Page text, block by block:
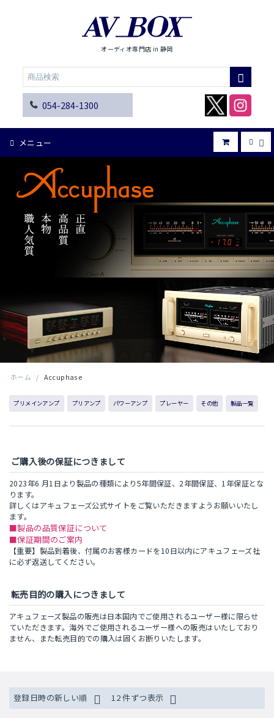
オーディオ専門店 in 静岡
054-284-1300
メニュー
ホーム / Accuphase
プリメインアンプ プリアンプ パワーアンプ プレーヤー その他 製品一覧
ご購入後の保証につきまして
2023年6 月1日より製品の種類により5年間保証、2年間保証、1年保証とな
ります。
詳しくはアキュフェーズ公式サイトをご覧いただきますようお願いいたし
ます。
■製品の品質保証について
■保証期間のご案内
【重要】製品到着後、付属のお客様カードを10日以内にアキュフェーズ社
に必ず返送してください。
転売目的の購入につきまして
アキュフェーズ製品の販売は日本国内でご使用されるユーザー様に限らせ
ていただきます。海外でご使用されるユーザー様への販売はいたしており
ません、また転売目的での購入は固くお断りいたします。
登録日時の新しい順 12 件ずつ表示